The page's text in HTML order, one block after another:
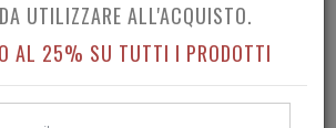
UTILIZZARE ALL'ACQUISTO.
AL 25% SU TUTTI I PRODOTTI